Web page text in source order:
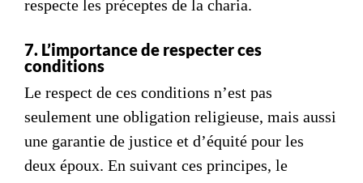
respecte les préceptes de la charia.
7. L’importance de respecter ces
conditions
Le respect de ces conditions n’est pas
seulement une obligation religieuse, mais aussi
une garantie de justice et d’équité pour les
deux époux. En suivant ces principes, le